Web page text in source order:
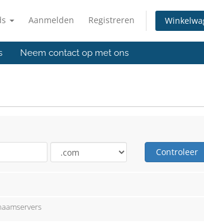
Aanmelden Registreren
Neem contact op met ons
Controleer